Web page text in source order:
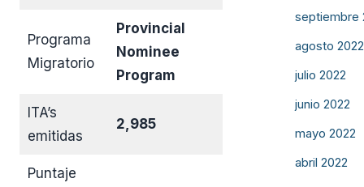
Programa
Migratorio
Provincial
Nominee
Program
ITA’s
emitidas
2,985
Puntaje
septiembre
agosto 2022
julio 2022
junio 2022
mayo 2022
abril 2022